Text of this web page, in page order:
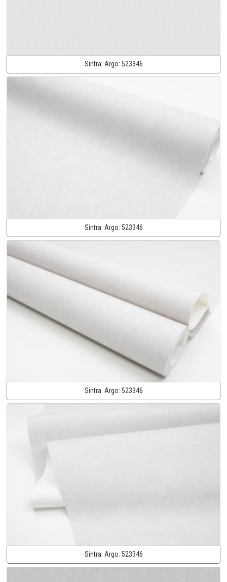
Sintra: Argo: 523346
Sintra: Argo: 523346
Sintra: Argo: 523346
Sintra: Argo: 523346